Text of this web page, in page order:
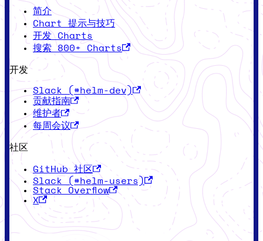
简介
Chart 提示与技巧
开发 Charts
搜索 800+ Charts
开发
Slack (#helm-dev)
贡献指南
维护者
每周会议
社区
GitHub 社区
Slack (#helm-users)
Stack Overflow
X